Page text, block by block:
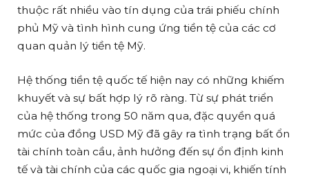
thuộc rất nhiều vào tín dụng của trái phiếu chính
phủ Mỹ và tình hình cung ứng tiền tệ của các cơ
quan quản lý tiền tệ Mỹ.
Hệ thống tiền tệ quốc tế hiện nay có những khiếm
khuyết và sự bất hợp lý rõ ràng. Từ sự phát triển
của hệ thống trong 50 năm qua, đặc quyền quá
mức của đồng USD Mỹ đã gây ra tình trạng bất ổn
tài chính toàn cầu, ảnh hưởng đến sự ổn định kinh
tế và tài chính của các quốc gia ngoại vi, khiến tính